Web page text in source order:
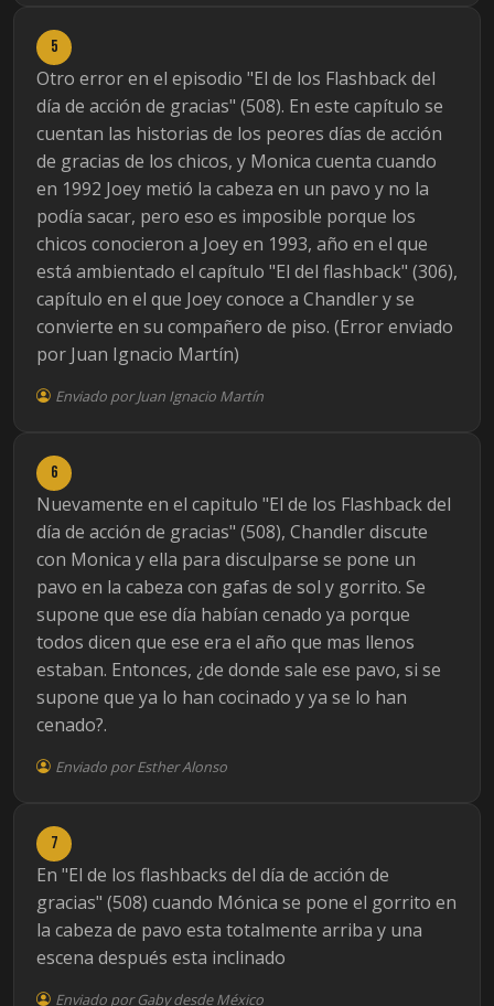
5
Otro error en el episodio "El de los Flashback del
día de acción de gracias" (508). En este capítulo se
cuentan las historias de los peores días de acción
de gracias de los chicos, y Monica cuenta cuando
en 1992 Joey metió la cabeza en un pavo y no la
podía sacar, pero eso es imposible porque los
chicos conocieron a Joey en 1993, año en el que
está ambientado el capítulo "El del flashback" (306),
capítulo en el que Joey conoce a Chandler y se
convierte en su compañero de piso. (Error enviado
por Juan Ignacio Martín)
Enviado por Juan Ignacio Martín
6
Nuevamente en el capitulo "El de los Flashback del
día de acción de gracias" (508), Chandler discute
con Monica y ella para disculparse se pone un
pavo en la cabeza con gafas de sol y gorrito. Se
supone que ese día habían cenado ya porque
todos dicen que ese era el año que mas llenos
estaban. Entonces, ¿de donde sale ese pavo, si se
supone que ya lo han cocinado y ya se lo han
cenado?.
Enviado por Esther Alonso
7
En "El de los flashbacks del día de acción de
gracias" (508) cuando Mónica se pone el gorrito en
la cabeza de pavo esta totalmente arriba y una
escena después esta inclinado
Enviado por Gaby desde México